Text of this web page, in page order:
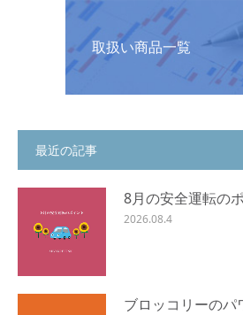
取扱い商品一覧
最近の記事
8月の安全運転の
2026.08.4
ブロッコリーのパ